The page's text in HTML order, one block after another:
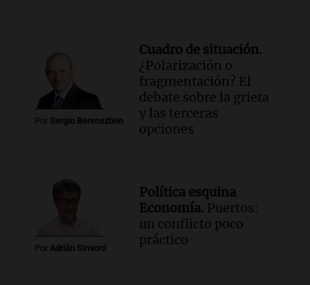
Por Sergio Berensztein
Cuadro de situación.
¿Polarización o
fragmentación? El
debate sobre la grieta
y las terceras
opciones
Por Adrián Simioni
Política esquina
Economía. Puertos:
un conflicto poco
práctico